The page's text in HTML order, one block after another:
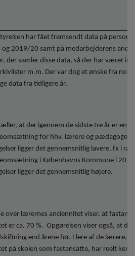
har fået fremsendt data på
2019/20 samt på medarbejderens
der samler disse data, så der har været
m.m. Der var dog et ønske fra
data fra tidligere år.
at der igennem de sidste tre år er en
for hhv. lærere og pædagoger
ligger det gennemsnitlig lavere, fx i
i Københavns Kommune i
ligger det gennemsnitlig højere.
over lærernes anciennitet viser, at
er ca. 70 %. Opgørelsen viser også, at
end årene før. Flere af de lærere,
på skolen som fastansatte, har reelt